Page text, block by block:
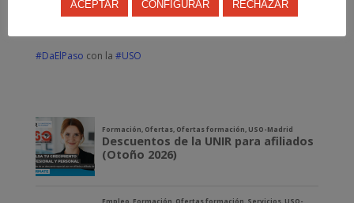
autónoma e independiente.
#DaElPaso con la #USO
ACEPTAR CONFIGURAR RECHAZAR